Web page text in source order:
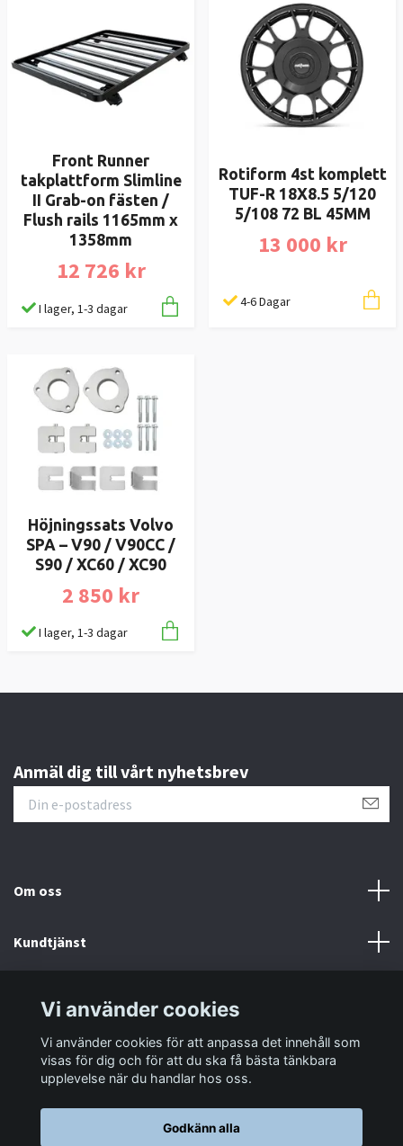
Front Runner
takplattform Slimline
II Grab-on fästen /
Flush rails 1165mm x
1358mm
12 726 kr
I lager, 1-3 dagar
Rotiform 4st komplett
TUF-R 18X8.5 5/120
5/108 72 BL 45MM
13 000 kr
4-6 Dagar
Höjningssats Volvo
SPA – V90 / V90CC /
S90 / XC60 / XC90
2 850 kr
I lager, 1-3 dagar
Anmäl dig till vårt nyhetsbrev
Om oss
Kundtjänst
Sociala medier
Vi använder cookies
Vi använder cookies för att anpassa det innehåll som
visas för dig och för att du ska få bästa tänkbara
upplevelse när du handlar hos oss.
Godkänn alla